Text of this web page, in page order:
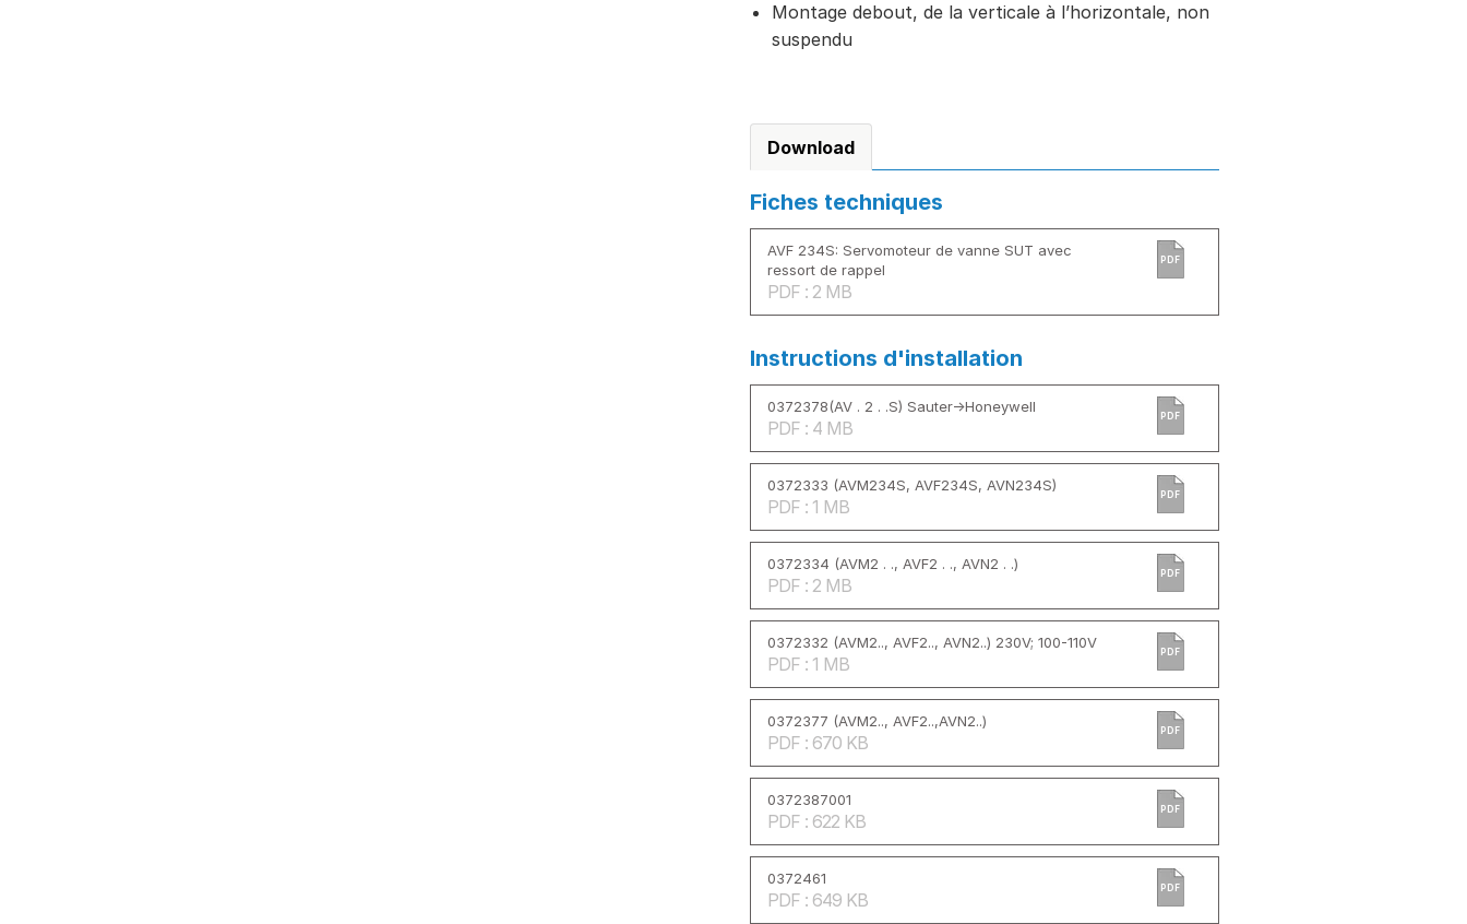
Montage debout, de la verticale à l’horizontale, non
suspendu
Download
Fiches techniques
AVF 234S: Servomoteur de vanne SUT avec
ressort de rappel
PDF : 2 MB
PDF
Instructions d'installation
0372378(AV . 2 . .S) Sauter->Honeywell
PDF : 4 MB
PDF
0372333 (AVM234S, AVF234S, AVN234S)
PDF : 1 MB
PDF
0372334 (AVM2 . ., AVF2 . ., AVN2 . .)
PDF : 2 MB
PDF
0372332 (AVM2.., AVF2.., AVN2..) 230V; 100-110V
PDF : 1 MB
PDF
0372377 (AVM2.., AVF2..,AVN2..)
PDF : 670 KB
PDF
0372387001
PDF : 622 KB
PDF
0372461
PDF : 649 KB
PDF